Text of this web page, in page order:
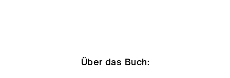
Über das Buch: